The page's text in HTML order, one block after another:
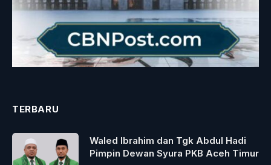
TERBARU
Waled Ibrahim dan Tgk Abdul Hadi
Pimpin Dewan Syura PKB Aceh Timur